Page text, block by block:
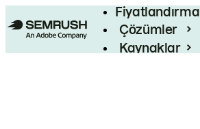
Fiyatlandırma
Çözümler
Kaynaklar